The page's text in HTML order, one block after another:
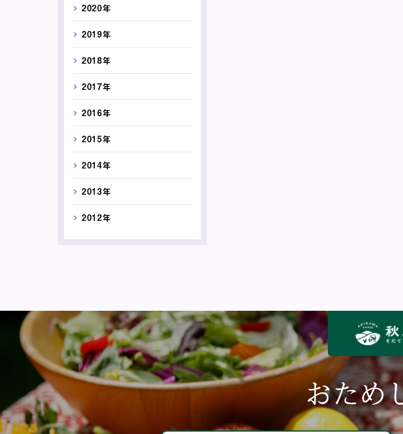
2020年
2019年
2018年
2017年
2016年
2015年
2014年
2013年
2012年
おため